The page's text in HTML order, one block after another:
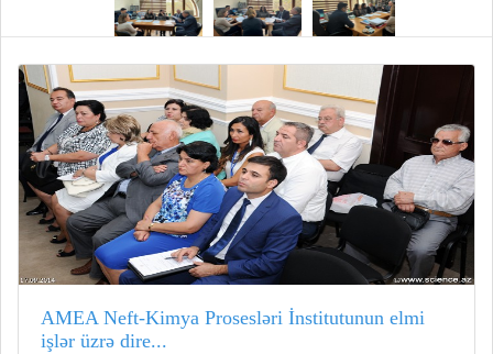
AMEA Neft-Kimya Prosesləri İnstitutunun elmi
işlər üzrə dire...